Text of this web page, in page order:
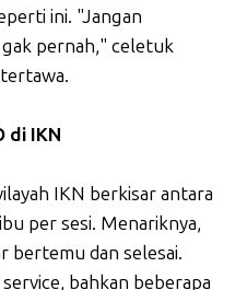
ini. "Jangan
pernah," celetuk
di IKN
IKN berkisar antara
per sesi. Menariknya,
bertemu dan selesai.
bahkan beberapa